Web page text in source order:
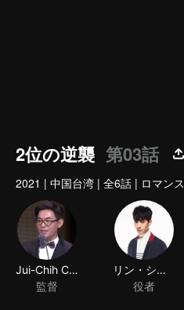
2位の逆襲 第03話
2021 | 中国台湾 | 全6話 | ロマンス
Jui-Chih Chiang
監督
リン・シコウ
役者